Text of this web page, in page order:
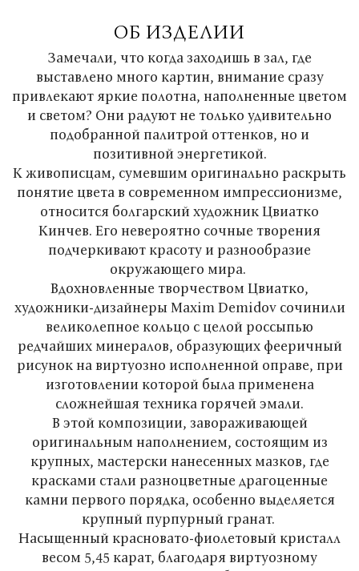
ОБ ИЗДЕЛИИ
Замечали, что когда заходишь в зал, где
выставлено много картин, внимание сразу
привлекают яркие полотна, наполненные цветом
и светом? Они радуют не только удивительно
подобранной палитрой оттенков, но и
позитивной энергетикой.
К живописцам, сумевшим оригинально раскрыть
понятие цвета в современном импрессионизме,
относится болгарский художник Цвиатко
Кинчев. Его невероятно сочные творения
подчеркивают красоту и разнообразие
окружающего мира.
Вдохновленные творчеством Цвиатко,
художники-дизайнеры Maxim Demidov сочинили
великолепное кольцо с целой россыпью
редчайших минералов, образующих фееричный
рисунок на виртуозно исполненной оправе, при
изготовлении которой была применена
сложнейшая техника горячей эмали.
В этой композиции, завораживающей
оригинальным наполнением, состоящим из
крупных, мастерски нанесенных мазков, где
красками стали разноцветные драгоценные
камни первого порядка, особенно выделяется
крупный пурпурный гранат.
Насыщенный красновато-фиолетовый кристалл
весом 5,45 карат, благодаря виртуозному